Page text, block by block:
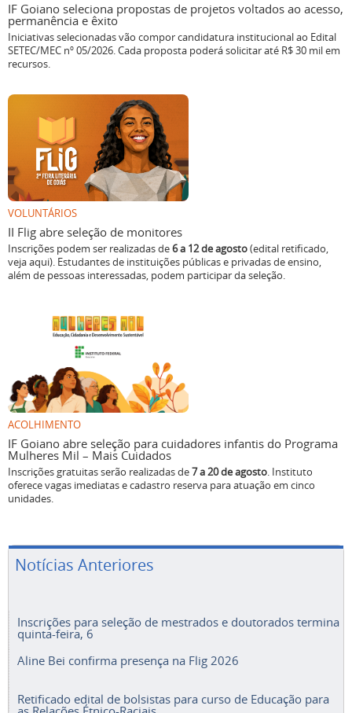
IF Goiano seleciona propostas de projetos voltados ao acesso,
permanência e êxito
Iniciativas selecionadas vão compor candidatura institucional ao Edital
SETEC/MEC nº 05/2026. Cada proposta poderá solicitar até R$ 30 mil em
recursos.
VOLUNTÁRIOS
II Flig abre seleção de monitores
Inscrições podem ser realizadas de6 a 12 de agosto(edital retificado,
veja aqui). Estudantes de instituições públicas e privadas de ensino,
além de pessoas interessadas, podem participar da seleção.
ACOLHIMENTO
IF Goiano abre seleção para cuidadores infantis do Programa
Mulheres Mil – Mais Cuidados
Inscrições gratuitas serão realizadas de7 a 20 de agosto. Instituto
oferece vagas imediatas e cadastro reserva para atuação em cinco
unidades.
Notícias Anteriores
Inscrições para seleção de mestrados e doutorados termina
quinta-feira, 6
Aline Bei confirma presença na Flig 2026
Retificado edital de bolsistas para curso de Educação para